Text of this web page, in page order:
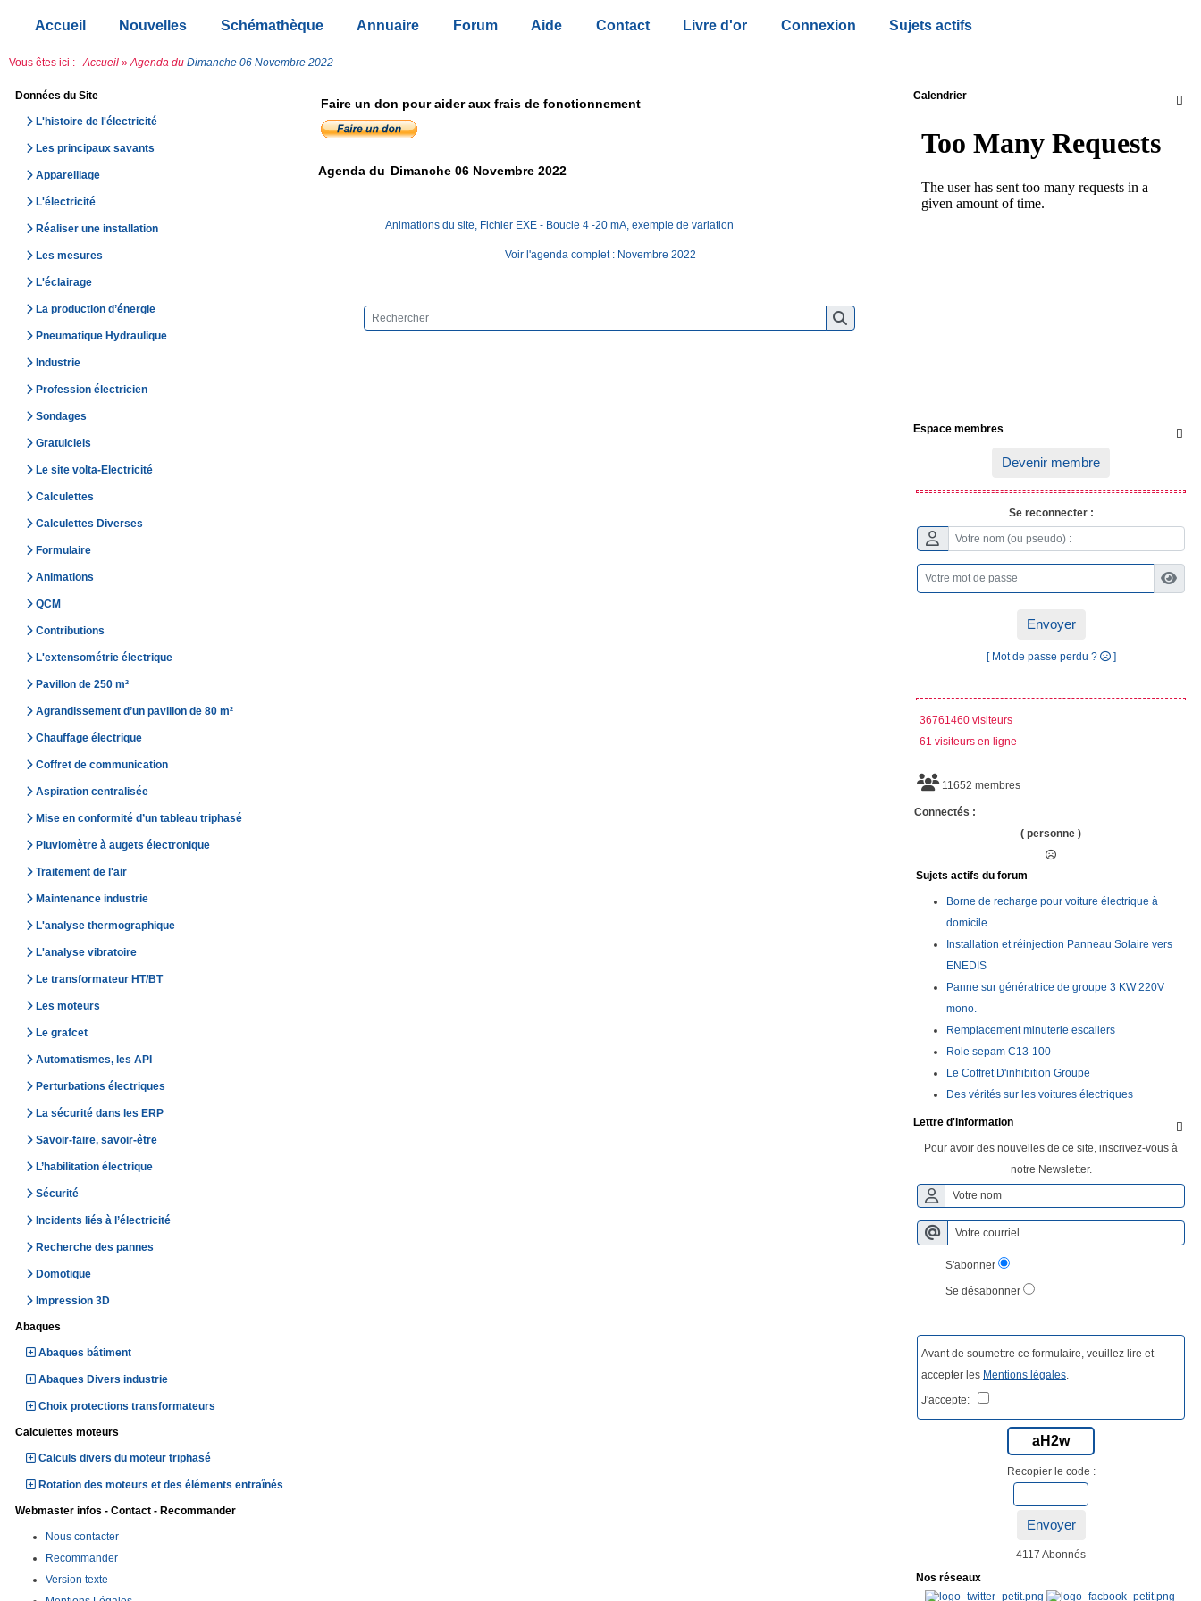
Accueil Nouvelles Schémathèque Annuaire Forum Aide Contact Livre d'or Connexion Sujets actifs
Vous êtes ici : Accueil »Agenda du Dimanche 06 Novembre 2022
Données du Site
L'histoire de l'électricité
Les principaux savants
Appareillage
L'électricité
Réaliser une installation
Les mesures
L'éclairage
La production d’énergie
Pneumatique Hydraulique
Industrie
Profession électricien
Sondages
Gratuiciels
Le site volta-Electricité
Calculettes
Calculettes Diverses
Formulaire
Animations
QCM
Contributions
L'extensométrie électrique
Pavillon de 250 m²
Agrandissement d’un pavillon de 80 m²
Chauffage électrique
Coffret de communication
Aspiration centralisée
Mise en conformité d’un tableau triphasé
Pluviomètre à augets électronique
Traitement de l'air
Maintenance industrie
L'analyse thermographique
L'analyse vibratoire
Le transformateur HT/BT
Les moteurs
Le grafcet
Automatismes, les API
Perturbations électriques
La sécurité dans les ERP
Savoir-faire, savoir-être
L’habilitation électrique
Sécurité
Incidents liés à l’électricité
Recherche des pannes
Domotique
Impression 3D
Abaques
Abaques bâtiment
Abaques Divers industrie
Choix protections transformateurs
Calculettes moteurs
Calculs divers du moteur triphasé
Rotation des moteurs et des éléments entraînés
Webmaster infos - Contact - Recommander
Nous contacter
Recommander
Version texte
Faire un don pour aider aux frais de fonctionnement
Agenda du Dimanche 06 Novembre 2022
Animations du site, Fichier EXE - Boucle 4 -20 mA, exemple de variation
Voir l'agenda complet : Novembre 2022

Calendrier

Espace membres
Devenir membre
Se reconnecter :
Envoyer
[ Mot de passe perdu ? ]
36761460 visiteurs
61 visiteurs en ligne
11652 membres
Connectés :
( personne )
Sujets actifs du forum
Borne de recharge pour voiture électrique à
domicile
Installation et réinjection Panneau Solaire vers
ENEDIS
Panne sur génératrice de groupe 3 KW 220V
mono.
Remplacement minuterie escaliers
Role sepam C13-100
Le Coffret D'inhibition Groupe
Des vérités sur les voitures électriques

Lettre d'information
Pour avoir des nouvelles de ce site, inscrivez-vous à
notre Newsletter.
S'abonner
Se désabonner
Avant de soumettre ce formulaire, veuillez lire et
accepter les Mentions légales
J'accepte:
aH2w
Recopier le code :
Envoyer
4117 Abonnés
Nos réseaux